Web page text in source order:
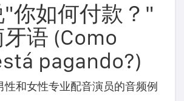
你如何付款？"
语 (Como
pagando?)
性和女性专业配音演员的音频例